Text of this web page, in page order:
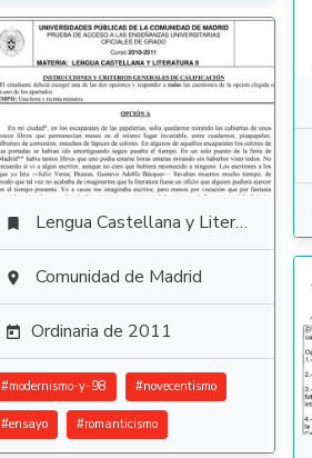
 Lengua Castellana y Literatura
 Comunidad de Madrid
 Ordinaria de 2011
#modernismo-y-98 #novecentismo
#ensayo #romanticismo